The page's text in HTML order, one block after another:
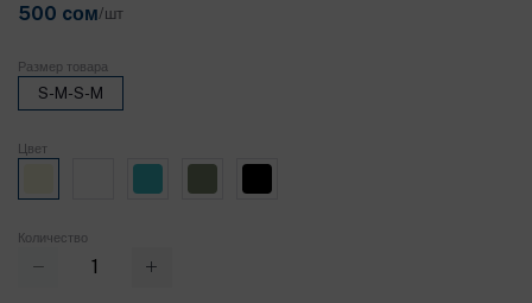
500 cом/шт
Размер товара
S-M-S-M
Цвет
Количество